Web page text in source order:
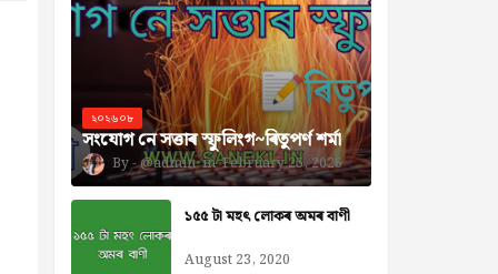
২০২৬০৮
সংযোগ নে সত্তাৰ স্ফুলিংগ~ৰিতুপৰ্ণ শৰ্মা
@admin February 25, 2026
১৫৫ টা মহৎ লোকৰ অমৰ বাণী
August 23, 2020